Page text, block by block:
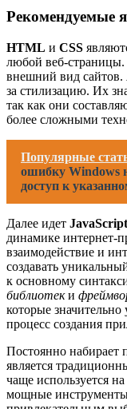
Рекомендуемые
HTML и CSS
любой веб-
внешний вид сайтов.
за стилизацию. Их
так как они
более сложными
Популярные
ошибку Windows
доступ к
Далее идет JavaScript
динамике интернет-
взаимодействие и
создавать
к основному
библиотеки
которые
процесс создания
Постоянно набирает
является
чаще используется
мощные